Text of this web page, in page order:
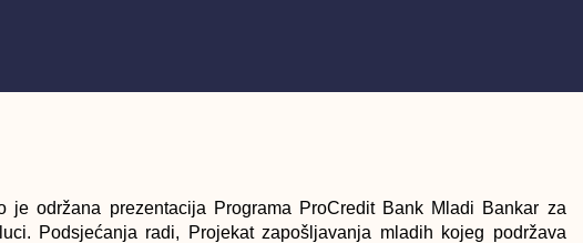
održana prezentacija Programa ProCredit Bank Mladi Bankar za
Podsjećanja radi, Projekat zapošljavanja mladih kojeg podržava